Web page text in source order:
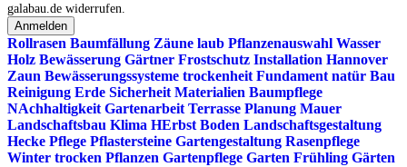
galabau.de widerrufen.
Anmelden
Rollrasen Baumfällung Zäune laub Pflanzenauswahl Wasser
Holz Bewässerung Gärtner Frostschutz Installation Hannover
Zaun Bewässerungssysteme trockenheit Fundament natür Bau
Reinigung Erde Sicherheit Materialien Baumpflege
NAchhaltigkeit Gartenarbeit Terrasse Planung Mauer
Landschaftsbau Klima HErbst Boden Landschaftsgestaltung
Hecke Pflege Pflastersteine Gartengestaltung Rasenpflege
Winter trocken Pflanzen Gartenpflege Garten Frühling Gärten